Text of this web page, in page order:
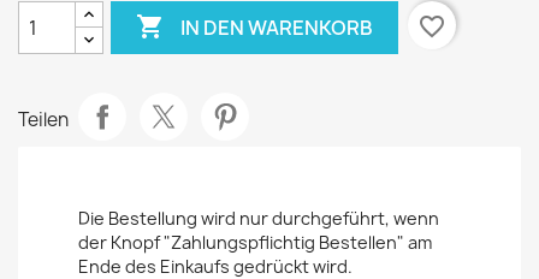
 IN DEN WARENKORB favorite_border
Teilen
Die Bestellung wird nur durchgeführt, wenn
der Knopf "Zahlungspflichtig Bestellen" am
Ende des Einkaufs gedrückt wird.